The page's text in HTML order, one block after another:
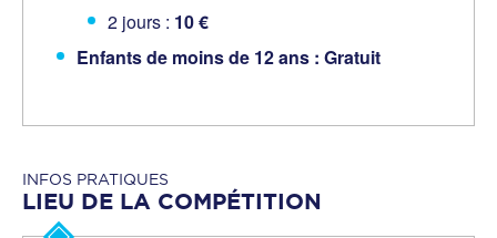
2 jours : 10 €
Enfants de moins de 12 ans : Gratuit
INFOS PRATIQUES
LIEU DE LA COMPÉTITION